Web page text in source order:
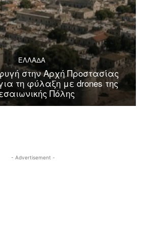
ΕΛΛΑΔΑ
στην Αρχή Προστασίας
τη φύλαξη με drones της
Πόλης
- Advertisement -